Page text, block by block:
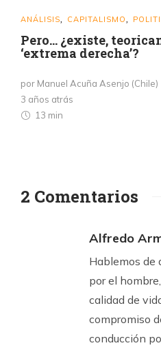
ANÁLISIS CAPITALISMO
Pero… ¿existe,
‘extrema derecha’?
por Manuel Acuña Asenjo (Chile)
3 años atrás
13 min
2 Comentarios
Alfredo
Hablemos de
por el
calidad de
compromiso
conducción